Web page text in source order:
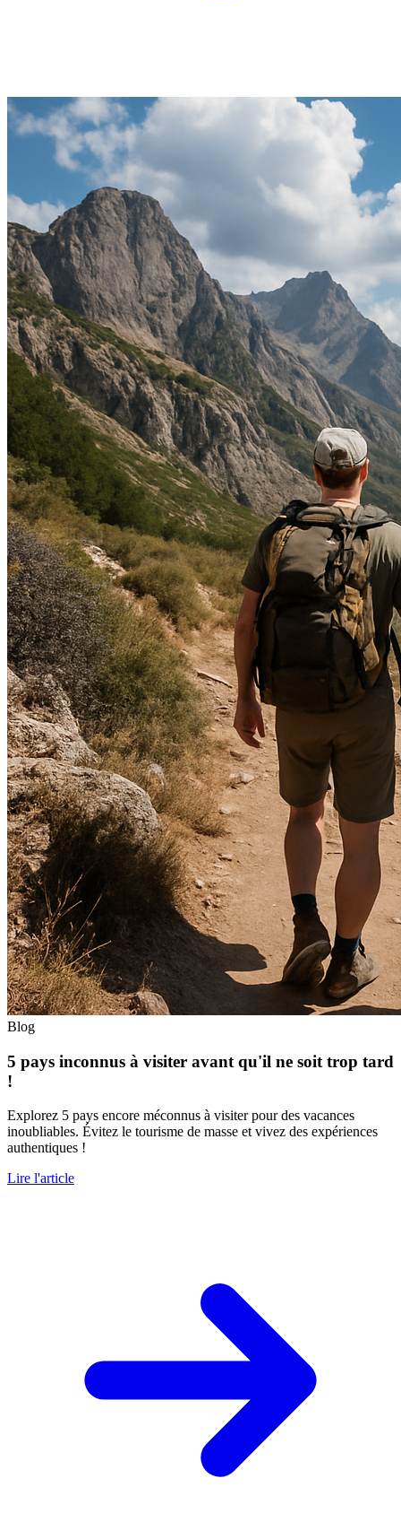
Blog
5 pays inconnus à visiter avant qu'il ne soit trop tard
!
Explorez 5 pays encore méconnus à visiter pour des vacances
inoubliables. Évitez le tourisme de masse et vivez des expériences
authentiques !
Lire l'article